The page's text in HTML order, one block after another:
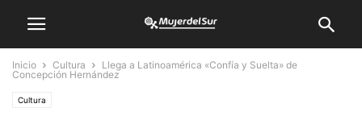
Inicio Cultura
Llega a Latinoamérica «Confía y Suelta» de
Concepción Hernández
Cultura